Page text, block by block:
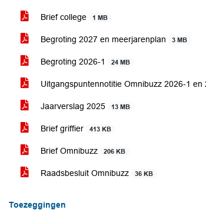
Brief college 1 MB
Begroting 2027 en meerjarenplan 3 MB
Begroting 2026-1 24 MB
Uitgangspuntennotitie Omnibuzz 2026-1 en
Jaarverslag 2025 13 MB
Brief griffier 413 KB
Brief Omnibuzz 206 KB
Raadsbesluit Omnibuzz 36 KB
Toezeggingen